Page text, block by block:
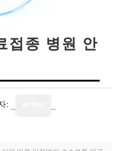
접종 병원 안
: